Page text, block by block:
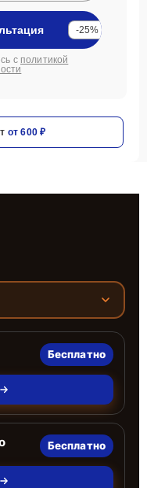
-25%
с политикой
от 600 ₽
Бесплатно
Бесплатно